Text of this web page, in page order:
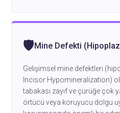
🛡️Mine Defekti
Gelişimsel mine defektleri
Incisor Hypomineralization)
tabakası zayıf ve çürüğe çok
örtücü veya koruyucu dolgu